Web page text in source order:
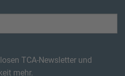
TCA-Newsletter und
mehr.